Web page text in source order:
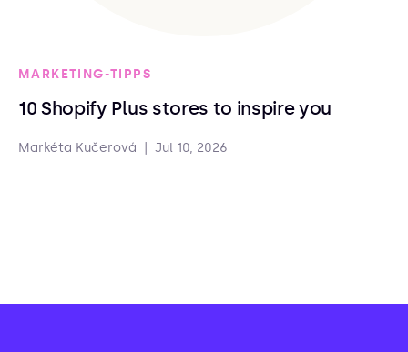
MARKETING-TIPPS
10 Shopify Plus stores to inspire you
Markéta Kučerová Jul 10, 2026